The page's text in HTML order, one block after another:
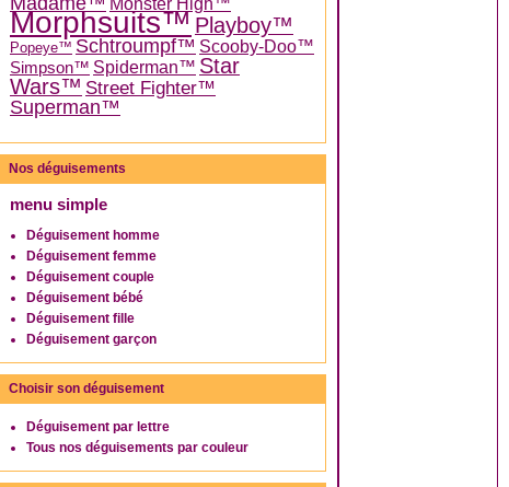
Monster High™
Morphsuits™Playboy™
Popeye™ Schtroumpf™ Scooby-Doo™
Simpson™ Spiderman™ Star
Wars™ Street Fighter™
Superman™
Nos déguisements
menu simple
Déguisement homme
Déguisement femme
Déguisement couple
Déguisement bébé
Déguisement fille
Déguisement garçon
Choisir son déguisement
Déguisement par lettre
Tous nos déguisements par couleur